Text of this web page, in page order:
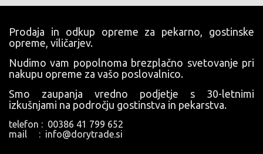
Prodaja in odkup opreme za pekarno, gostinske
opreme, viličarjev.
Nudimo vam popolnoma brezplačno svetovanje pri
nakupu opreme za vašo poslovalnico.
Smo zaupanja vredno podjetje s 30-letnimi
izkušnjami na področju gostinstva in pekarstva.
telefon : 00386 41 799 652
mail : info@dorytrade.si